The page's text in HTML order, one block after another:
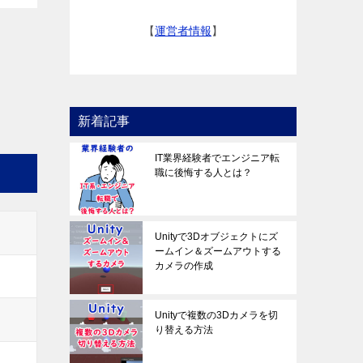
【運営者情報】
新着記事
IT業界経験者でエンジニア転
職に後悔する人とは？
Unityで3Dオブジェクトにズ
ームイン＆ズームアウトする
カメラの作成
Unityで複数の3Dカメラを切
り替える方法